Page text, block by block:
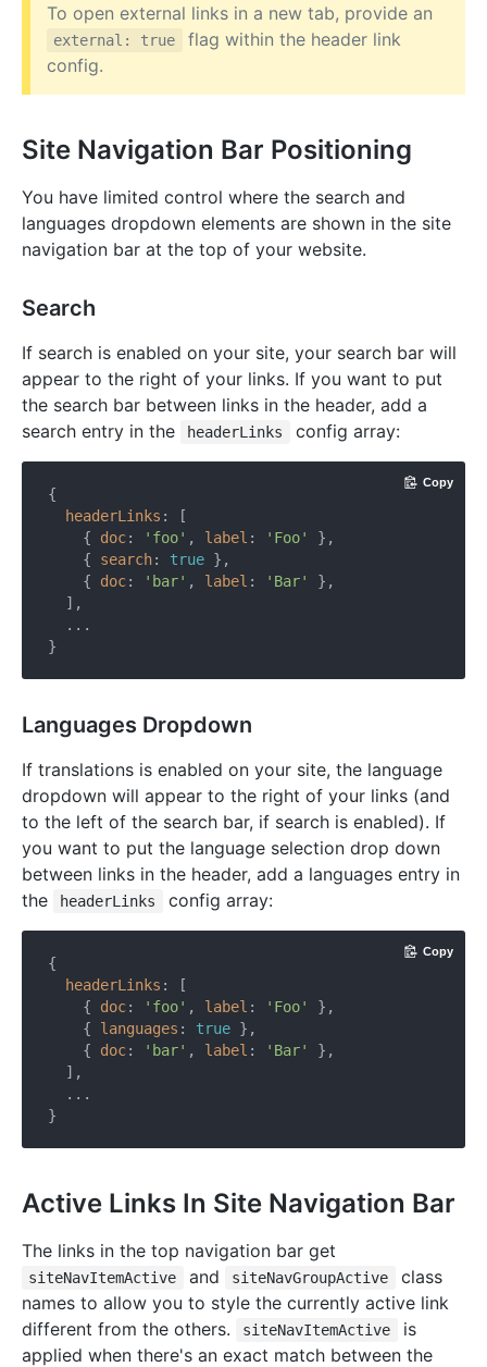
To open external links in a new tab, provide an
external: true
flag within the header link
config.
Site Navigation Bar Positioning
You have limited control where the search and
languages dropdown elements are shown in the site
navigation bar at the top of your website.
Search
If search is enabled on your site, your search bar will
appear to the right of your links. If you want to put
the search bar between links in the header, add a
search entry in the
headerLinks config array:
{
headerLinks : [
    {
doc: 'foo' , label : 'Foo'
},
    {
search: true },
    {
doc: 'bar' , label : 'Bar'
},
  ],
  ...
Copy
Languages Dropdown
If translations is enabled on your site, the language
dropdown will appear to the right of your links (and
to the left of the search bar, if search is enabled). If
you want to put the language selection drop down
between links in the header, add a languages entry in
the
headerLinks config array:
{
headerLinks : [
    {
doc: 'foo' , label : 'Foo'
},
    {
languages : true },
    {
doc: 'bar' , label : 'Bar'
},
  ],
  ...
Copy
Active Links In Site Navigation Bar
The links in the top navigation bar get
siteNavItemActive and siteNavGroupActive
class
names to allow you to style the currently active link
different from the others.
siteNavItemActive
is
applied when there's an exact match between the